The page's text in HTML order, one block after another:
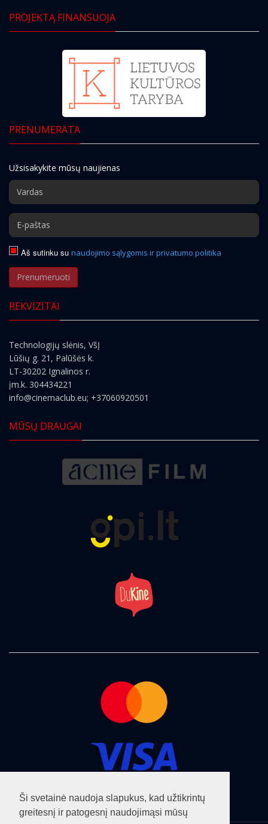
Ši svetainė naudoja slapukus, kad užtikrintų
greitesnį ir patogesnį naudojimąsi mūsų
PROJEKTĄ FINANSUOJA
PRENUMERATA
Užsisakykite mūsų naujienas
Aš sutinku su naudojimo sąlygomis ir privatumo politika
Prenumeruoti
REKVIZITAI
Technologijų slėnis, VšĮ
Lūšių g. 21, Palūšės k.
LT-30202 Ignalinos r.
įm.k. 304434221
info@cinemaclub.eu; +37060920501
MŪSŲ DRAUGAI